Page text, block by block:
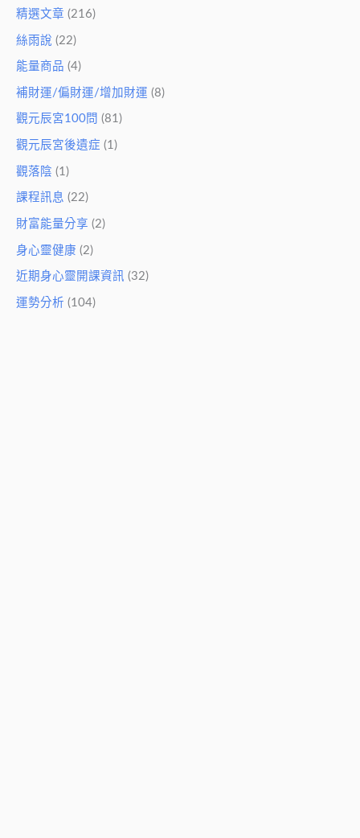
精選文章 (216)
絲雨說 (22)
能量商品 (4)
補財運/偏財運/增加財運 (8)
觀元辰宮100問 (81)
觀元辰宮後遺症 (1)
觀落陰 (1)
課程訊息 (22)
財富能量分享 (2)
身心靈健康 (2)
近期身心靈開課資訊 (32)
運勢分析 (104)